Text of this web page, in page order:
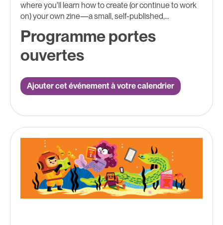
where you'll learn how to create (or continue to work
on) your own zine—a small, self-published,...
Programme portes
ouvertes
Ajouter cet événement à votre calendrier